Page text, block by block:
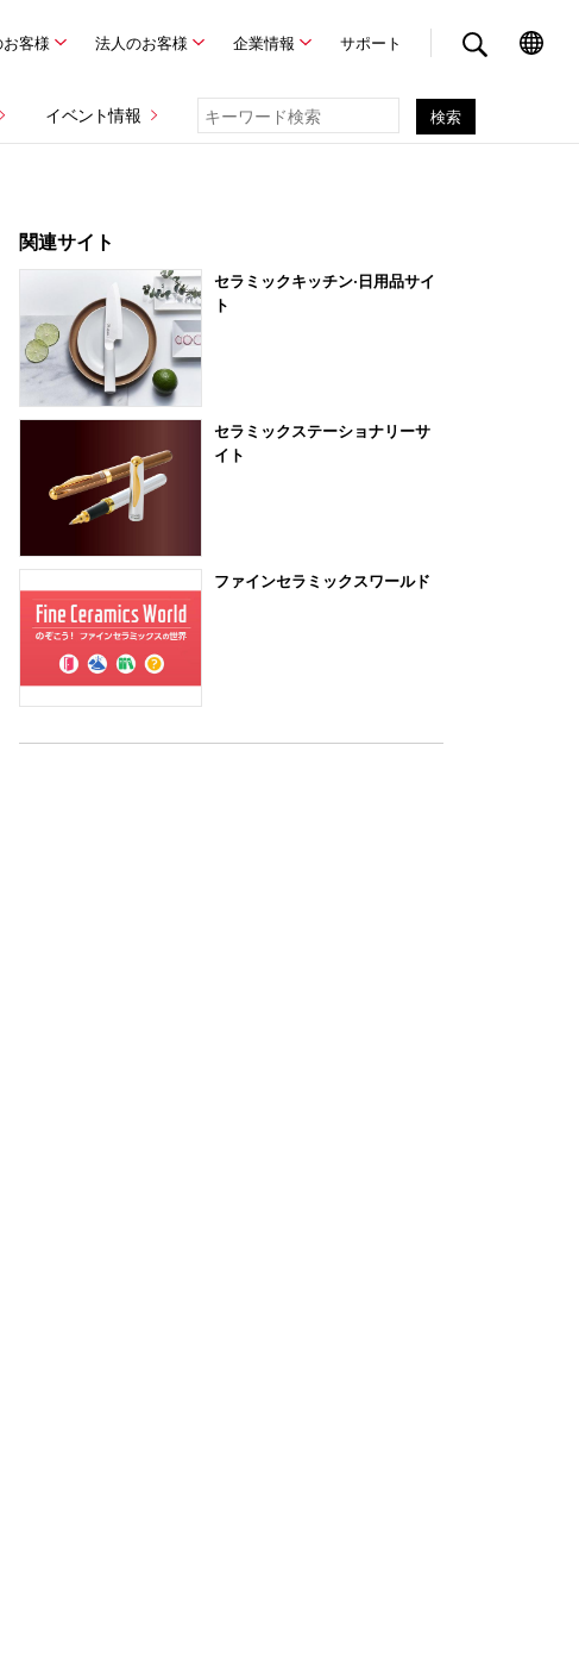
客様 法人のお客様 企業情報 サポート
イベント情報
関連サイト
セラミックキッチン·日用品サイ
ト
セラミックステーショナリーサ
イト
ファインセラミックスワールド